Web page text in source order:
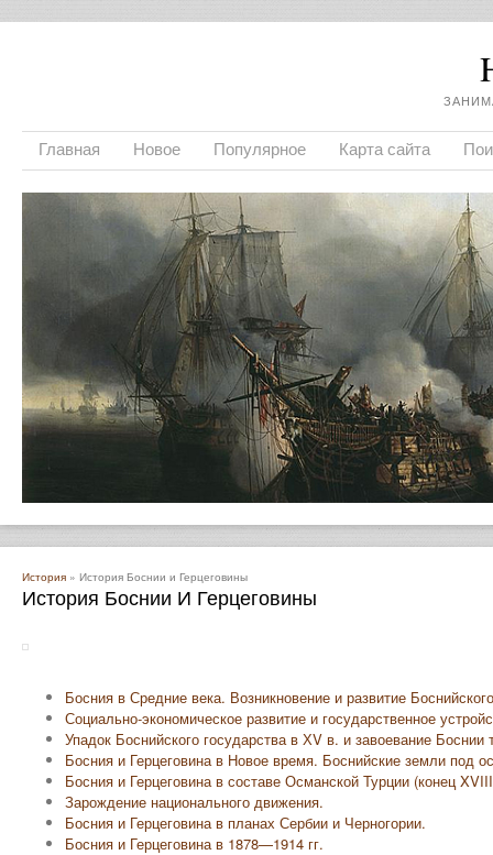
Главная Новое Популярное Карта сайта
История » История Боснии и Герцеговины
История Боснии И Герцеговины
Босния в Средние века. Возникновение и развитие
Социально-экономическое развитие и государственное
Упадок Боснийского государства в ХV в. и завоевание Боснии
Босния и Герцеговина в Новое время. Боснийские земли
Босния и Герцеговина в составе Османской Турции (конец
Зарождение национального движения.
Босния и Герцеговина в планах Сербии и Черногории.
Босния и Герцеговина в 1878—1914 гг.